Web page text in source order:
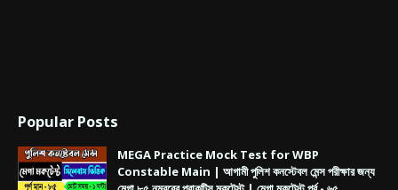
Popular Posts
MEGA Practice Mock Test for WBP
Constable Main | আগামী পুলিশ কনস্টেবল মেন্স পরীক্ষার জন্য